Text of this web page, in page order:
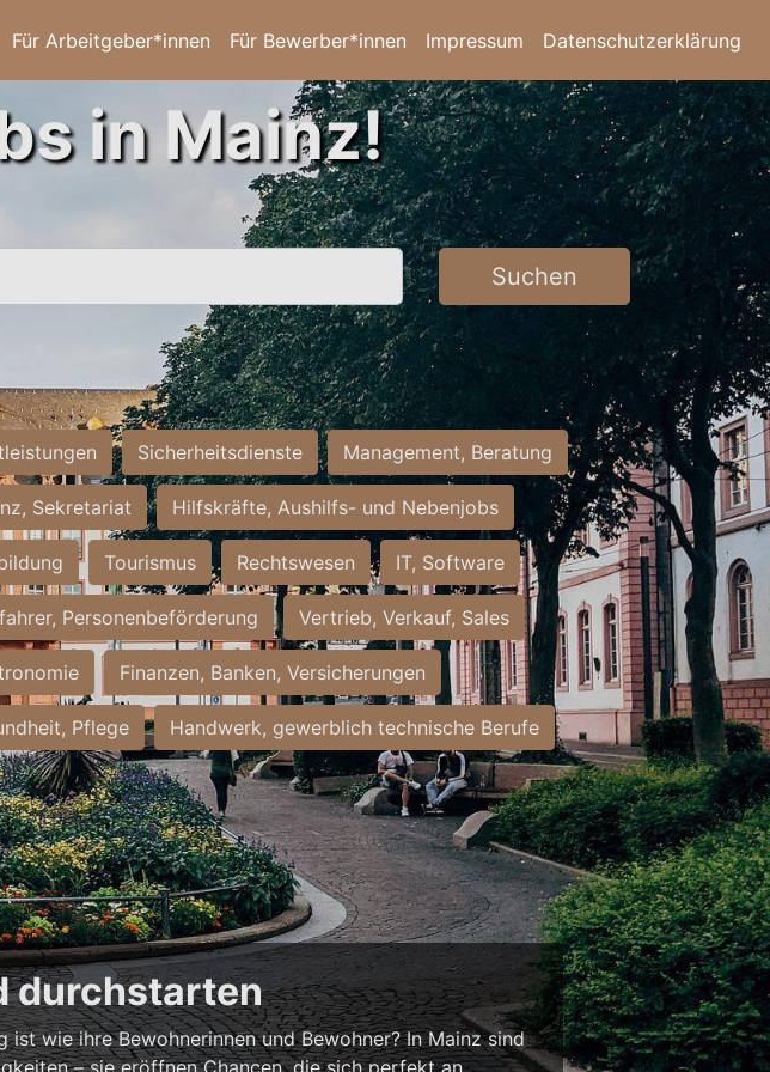
Für Arbeitgeber*innen Für Bewerber*innen Impressum Datenschutzerklärung
in Mainz!
Suchen
Sicherheitsdienste Management, Beratung
Sekretariat Hilfskräfte, Aushilfs- und Nebenjobs
Tourismus Rechtswesen IT, Software
Personenbeförderung Vertrieb, Verkauf, Sales
Finanzen, Banken, Versicherungen
Pflege Handwerk, gewerblich technische Berufe
durchstarten
wie ihre Bewohnerinnen und Bewohner? In Mainz sind